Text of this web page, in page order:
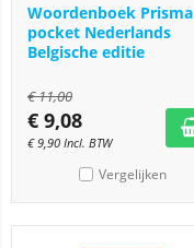
Woordenboek Prisma
pocket Nederlands
Belgische editie
€11,00
€ 9,08
€9,90 Incl. BTW
Vergelijken